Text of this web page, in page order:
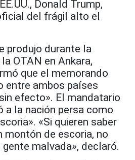
Donald Trump,
del frágil alto el
produjo durante la
OTAN en Ankara,
que el memorando
entre ambos países
efecto». El mandatario
a la nación persa como
«Si quieren saber
montón de escoria, no
gente malvada», declaró.